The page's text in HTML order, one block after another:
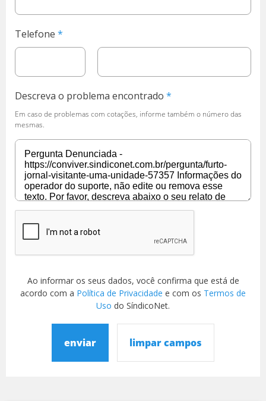
Telefone
Descreva o problema encontrado
Em caso de problemas com cotações, informe também o número das
mesmas.
Ao informar os seus dados, você confirma que está de
acordo com a Política de Privacidade e com os Termos de
Uso do SíndicoNet.
enviar limpar campos